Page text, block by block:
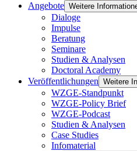
Angebote Weitere
Dialoge
Impulse
Beratung
Seminare
Studien & Analysen
Doctoral Academy
Veröffentlichungen Weitere
WZGE-Standpunkt
WZGE-Policy Brief
WZGE-Podcast
Studien & Analysen
Case Studies
Infomaterial